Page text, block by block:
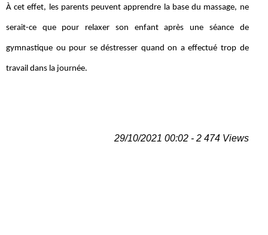
À cet effet, les parents peuvent apprendre la base du massage, ne
serait-ce que pour relaxer son enfant après une séance de
gymnastique ou pour se déstresser quand on a effectué trop de
travail dans la journée.
29/10/2021 00:02 - 2 474 Views